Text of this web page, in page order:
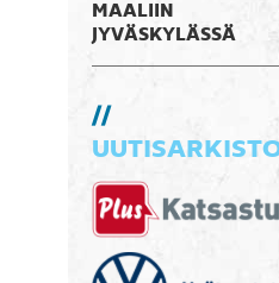
MAALIIN
JYVÄSKYLÄSSÄ